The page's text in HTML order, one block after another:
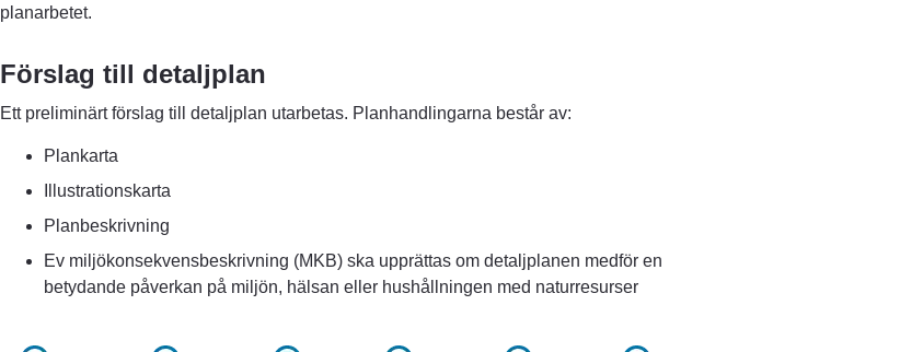
planarbetet.
Förslag till detaljplan
Ett preliminärt förslag till detaljplan utarbetas. Planhandlingarna består av:
Plankarta
Illustrationskarta
Planbeskrivning
Ev miljökonsekvensbeskrivning (MKB) ska upprättas om detaljplanen medför en
betydande påverkan på miljön, hälsan eller hushållningen med naturresurser